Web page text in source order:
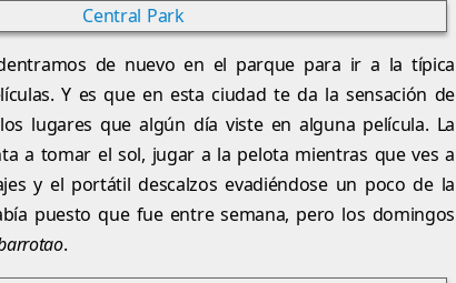
de nuevo en el parque para ir a la típica
Y es que en esta ciudad te da la sensación de
lugares que algún día viste en alguna película. La
a tomar el sol, jugar a la pelota mientras que ves a
y el portátil descalzos evadiéndose un poco de la
puesto que fue entre semana, pero los domingos
.